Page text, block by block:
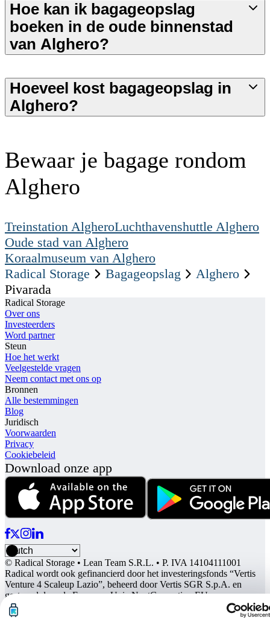
Hoe kan ik bagageopslag
boeken in de oude binnenstad
van Alghero?
Hoeveel kost bagageopslag in
Alghero?
Bewaar je bagage rondom
Alghero
Treinstation AlgheroLuchthavenshuttle Alghero
Oude stad van Alghero
Koraalmuseum van Alghero
Radical Storage
Bagageopslag
Alghero
Pivarada
Radical Storage
Over ons
Investeerders
Word partner
Steun
Hoe het werkt
Veelgestelde vragen
Neem contact met ons op
Bronnen
Alle bestemmingen
Blog
Juridisch
Voorwaarden
Privacy
Cookiebeleid
Download onze app
© Radical Storage • Lean Team S.R.L. • P. IVA 14104111001
Radical wordt ook gefinancierd door het investeringsfonds “Vertis
Venture 4 Scaleup Lazio”, beheerd door Vertis SGR S.p.A. en
gesteund door de Europese Unie NextGerenation EU en: